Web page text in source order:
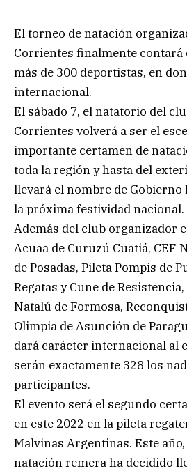
El torneo de natación
Corrientes finalmente contará
más de 300 deportistas, en
internacional.
El sábado 7, el natatorio del
Corrientes volverá a ser el
importante certamen de
toda la región y hasta del
llevará el nombre de Gobierno
la próxima festividad nacional.
Además del club organizador
Acuaa de Curuzú Cuatiá, CEF
de Posadas, Pileta Pompis de
Regatas y Cune de
Natalú de Formosa,
Olimpia de Asunción de
dará carácter internacional al
serán exactamente 328 los
participantes.
El evento será el segundo
en este 2022 en la pileta
Malvinas Argentinas. Este
natación remera ha decidido